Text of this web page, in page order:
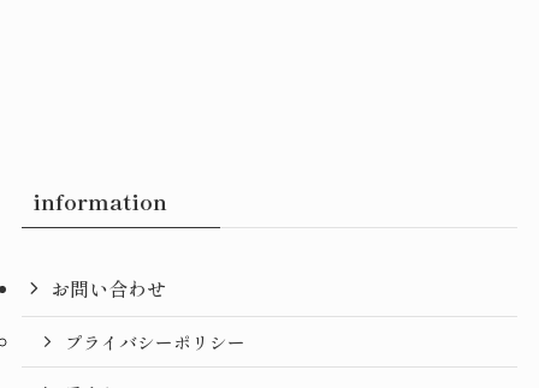
information
お問い合わせ
プライバシーポリシー